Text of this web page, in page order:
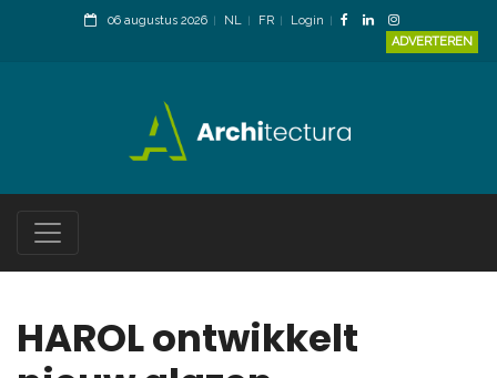
06 augustus 2026 NL FR
Login
ADVERTEREN
HAROL ontwikkelt